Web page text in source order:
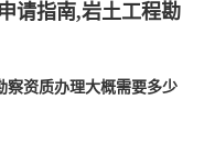
请指南,岩土工程勘
察资质办理大概需要多少